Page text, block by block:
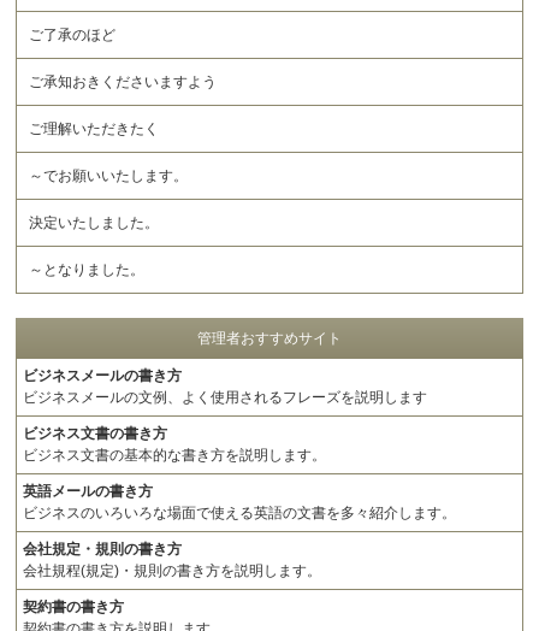
ご了承のほど
ご承知おきくださいますよう
ご理解いただきたく
～でお願いいたします。
決定いたしました。
～となりました。
管理者おすすめサイト
ビジネスメールの書き方
ビジネスメールの文例、よく使用されるフレーズを説明します
ビジネス文書の書き方
ビジネス文書の基本的な書き方を説明します。
英語メールの書き方
ビジネスのいろいろな場面で使える英語の文書を多々紹介します。
会社規定・規則の書き方
会社規程(規定)・規則の書き方を説明します。
契約書の書き方